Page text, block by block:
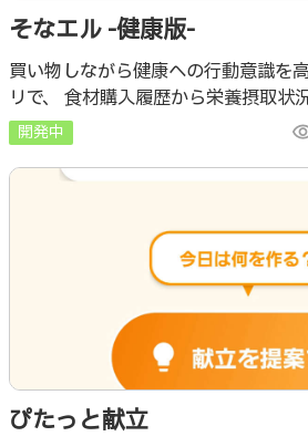
そなエル -健康版-
買い物しながら健康への行動意識を
リで、 食材購入履歴から栄養摂取状
ンセプトは、普段の生活の小さな行
り、やがて新しい意識を形づくる。
開発中
ぴたっと献立